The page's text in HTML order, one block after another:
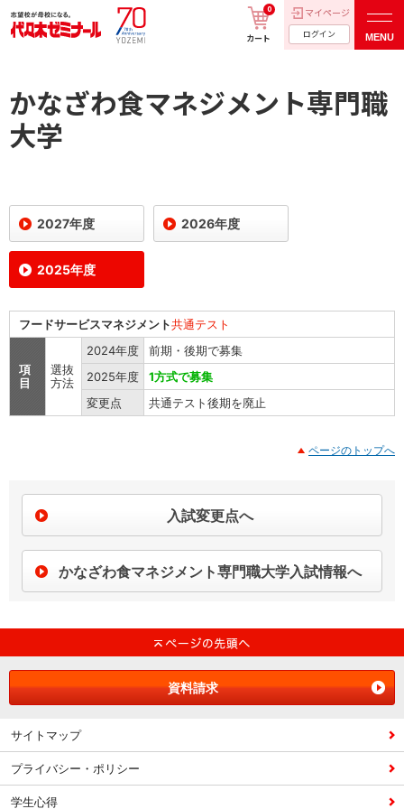
カート
0 マイページ
ログイン MENU
かなざわ食マネジメント専門職
大学
2027年度 2026年度
2025年度
フードサービスマネジメント共通テスト
項
目
選抜
方法
2024年度
前期・後期で募集
2025年度
1方式で募集
変更点
共通テスト後期を廃止
ページのトップへ
入試変更点へ
かなざわ食マネジメント専門職大学入試情報へ
資料請求
サイトマップ
プライバシー・ポリシー
学生心得